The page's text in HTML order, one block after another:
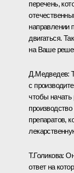
перечень,
направлении
двигаться.
на Ваше
Д.Медведев:
с
чтобы начать
препаратов,
Т.Голикова:
ответ на